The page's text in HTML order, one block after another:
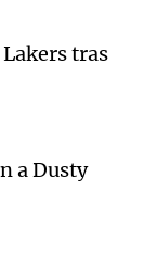
tras
a Dusty